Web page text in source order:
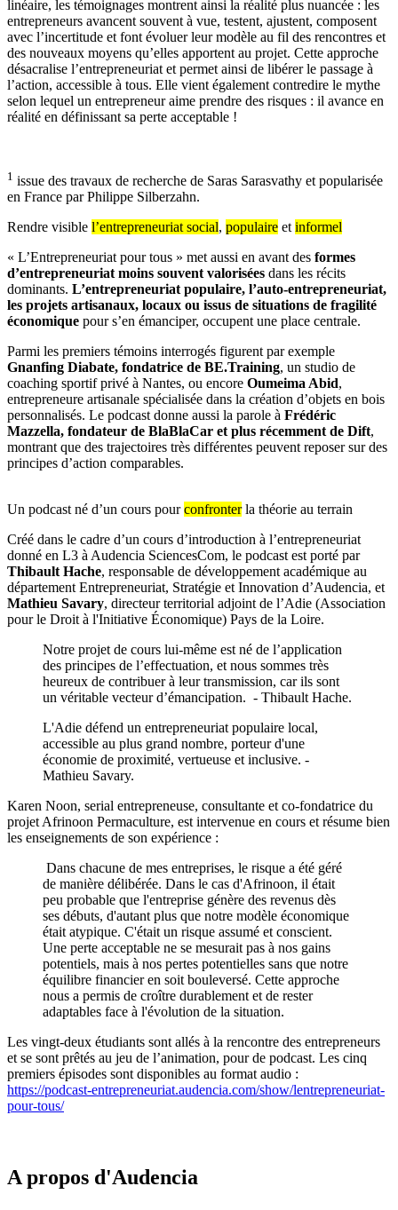
linéaire, les témoignages montrent ainsi la réalité plus nuancée : les
entrepreneurs avancent souvent à vue, testent, ajustent, composent
avec l’incertitude et font évoluer leur modèle au fil des rencontres et
des nouveaux moyens qu’elles apportent au projet. Cette approche
désacralise l’entrepreneuriat et permet ainsi de libérer le passage à
l’action, accessible à tous. Elle vient également contredire le mythe
selon lequel un entrepreneur aime prendre des risques : il avance en
réalité en définissant sa perte acceptable !
1 issue des travaux de recherche de Saras Sarasvathy et popularisée
en France par Philippe Silberzahn.
Rendre visible l’entrepreneuriat social, populaire etinformel
« L’Entrepreneuriat pour tous » met aussi en avant des formes
d’entrepreneuriat moins souvent valorisées dans les récits
dominants. L’entrepreneuriat populaire, l’auto-entrepreneuriat,
les projets artisanaux, locaux ou issus de situations de fragilité
économique pour s’en émanciper, occupent une place centrale.
Parmi les premiers témoins interrogés figurent par exemple
Gnanfing Diabate, fondatrice de BE.Training, un studio de
coaching sportif privé à Nantes, ou encore Oumeima Abid,
entrepreneure artisanale spécialisée dans la création d’objets en bois
personnalisés. Le podcast donne aussi la parole à Frédéric
Mazzella, fondateur de BlaBlaCar et plus récemment de Dift,
montrant que des trajectoires très différentes peuvent reposer sur des
principes d’action comparables.
Un podcast né d’un cours pourconfronterla théorie au terrain
Créé dans le cadre d’un cours d’introduction à l’entrepreneuriat
donné en L3 à Audencia SciencesCom, le podcast est porté par
Thibault Hache, responsable de développement académique au
département Entrepreneuriat, Stratégie et Innovation d’Audencia, et
Mathieu Savary, directeur territorial adjoint de l’Adie (Association
pour le Droit à l'Initiative Économique) Pays de la Loire.
Notre projet de cours lui-même est né de l’application
des principes de l’effectuation, et nous sommes très
heureux de contribuer à leur transmission, car ils sont
un véritable vecteur d’émancipation. - Thibault Hache.
L'Adie défend un entrepreneuriat populaire local,
accessible au plus grand nombre, porteur d'une
économie de proximité, vertueuse et inclusive. -
Mathieu Savary.
Karen Noon, serial entrepreneuse, consultante et co-fondatrice du
projet Afrinoon Permaculture, est intervenue en cours et résume bien
les enseignements de son expérience :
Dans chacune de mes entreprises, le risque a été géré
de manière délibérée. Dans le cas d'Afrinoon, il était
peu probable que l'entreprise génère des revenus dès
ses débuts, d'autant plus que notre modèle économique
était atypique. C'était un risque assumé et conscient.
Une perte acceptable ne se mesurait pas à nos gains
potentiels, mais à nos pertes potentielles sans que notre
équilibre financier en soit bouleversé. Cette approche
nous a permis de croître durablement et de rester
adaptables face à l'évolution de la situation.
Les vingt-deux étudiants sont allés à la rencontre des entrepreneurs
et se sont prêtés au jeu de l’animation, pour de podcast. Les cinq
premiers épisodes sont disponibles au format audio :
https://podcast-entrepreneuriat.audencia.com/show/lentrepreneuriat-
pour-tous/
A propos d'Audencia